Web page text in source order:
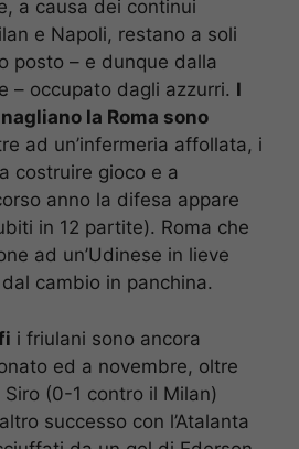
a causa dei continui
e Napoli, restano a soli
posto – e dunque dalla
– occupato dagli azzurri. I
la Roma sono
ad un’infermeria affollata, i
costruire gioco e a
anno la difesa appare
in 12 partite). Roma che
ad un’Udinese in lieve
cambio in panchina.
i friulani sono ancora
ed a novembre, oltre
(0-1 contro il Milan)
successo con l’Atalanta